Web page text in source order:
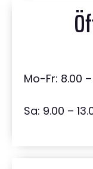
Mo-Fr: 8.00
Sa: 9.00 –